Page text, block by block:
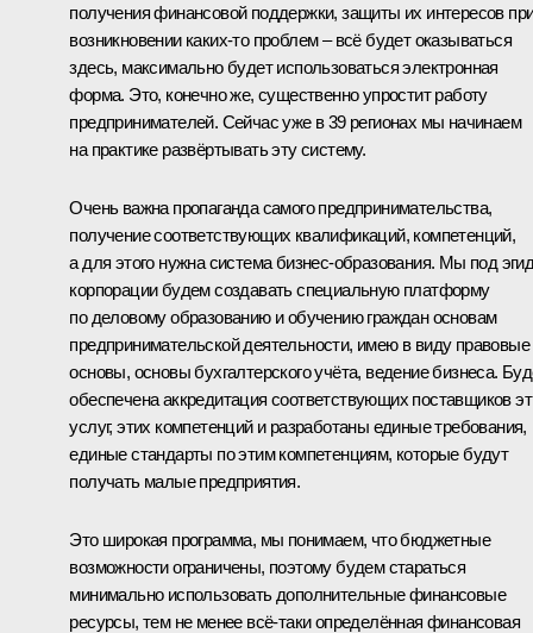
получения финансовой поддержки, защиты их интересов
возникновении каких‑то проблем – всё будет оказываться
здесь, максимально будет использоваться электронная
форма. Это, конечно же, существенно упростит работу
предпринимателей. Сейчас уже в 39 регионах мы начинаем
на практике развёртывать эту систему.
Очень важна пропаганда самого предпринимательства,
получение соответствующих квалификаций, компетенций,
а для этого нужна система бизнес-образования. Мы под
корпорации будем создавать специальную платформу
по деловому образованию и обучению граждан основам
предпринимательской деятельности, имею в виду правовые
основы, основы бухгалтерского учёта, ведение бизнеса.
обеспечена аккредитация соответствующих поставщиков
услуг, этих компетенций и разработаны единые требования,
единые стандарты по этим компетенциям, которые будут
получать малые предприятия.
Это широкая программа, мы понимаем, что бюджетные
возможности ограничены, поэтому будем стараться
минимально использовать дополнительные финансовые
ресурсы, тем не менее всё‑таки определённая финансовая